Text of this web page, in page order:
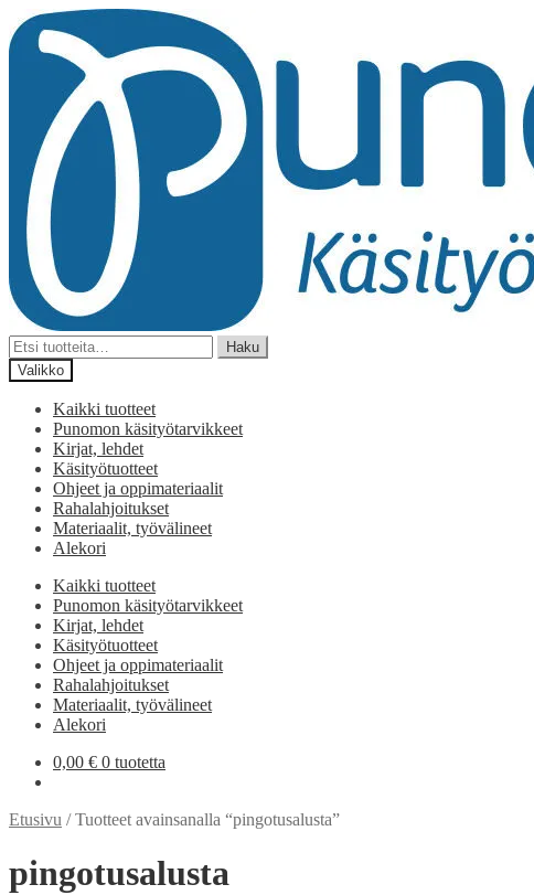
Siirry
navigointiin
Siirry
sisältöön
Etsi:
Haku
Valikko
Kaikki tuotteet
Punomon käsityötarvikkeet
Kirjat, lehdet
Käsityötuotteet
Ohjeet ja oppimateriaalit
Rahalahjoitukset
Materiaalit, työvälineet
Alekori
Kaikki tuotteet
Punomon käsityötarvikkeet
Kirjat, lehdet
Käsityötuotteet
Ohjeet ja oppimateriaalit
Rahalahjoitukset
Materiaalit, työvälineet
Alekori
0,00 € 0 tuotetta
Etusivu /Tuotteet avainsanalla “pingotusalusta”
pingotusalusta